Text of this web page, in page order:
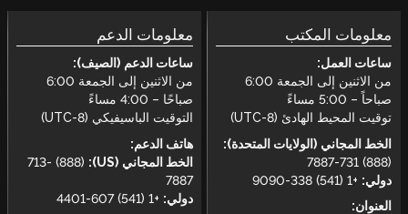
معلومات المكتب
ساعات العمل:
من الاثنين إلى الجمعة 6:00
صباحاً – 5:00 مساءً
توقيت المحيط الهادئ (UTC-8)
الخط المجاني (الولايات المتحدة):
(888) 731-7887
دولي: +1 (541) 338-9090
العنوان:
معلومات الدعم
ساعات الدعم (الصيف):
من الاثنين إلى الجمعة 6:00
صباحًا – 4:00 مساءً
التوقيت الباسيفيكي (UTC-8)
هاتف الدعم:
الخط المجاني (US):
(888) 713-
7887
دولي: +1 (541) 607-4401